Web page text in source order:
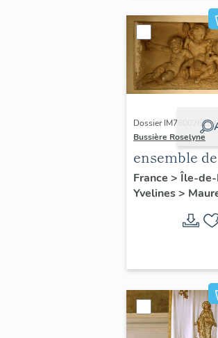
Dossier IM78002629 |
Bussière Roselyne
ensemble
France > Île-de-
Yvelines>